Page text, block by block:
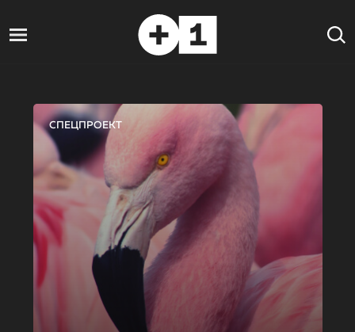
СПЕЦПРОЕКТ